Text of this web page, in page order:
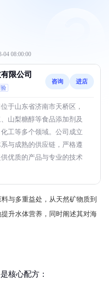
04 08:00:00
限公司
咨询 进店
于山东省济南市天桥区，
山梨糖醇等食品添加剂及
工等多个领域。公司成立
与成熟的供应链，严格遵
优质的产品与专业的技术
与多重益处，从天然矿物质到
升水体营养，同时阐述其对海
核心配方：